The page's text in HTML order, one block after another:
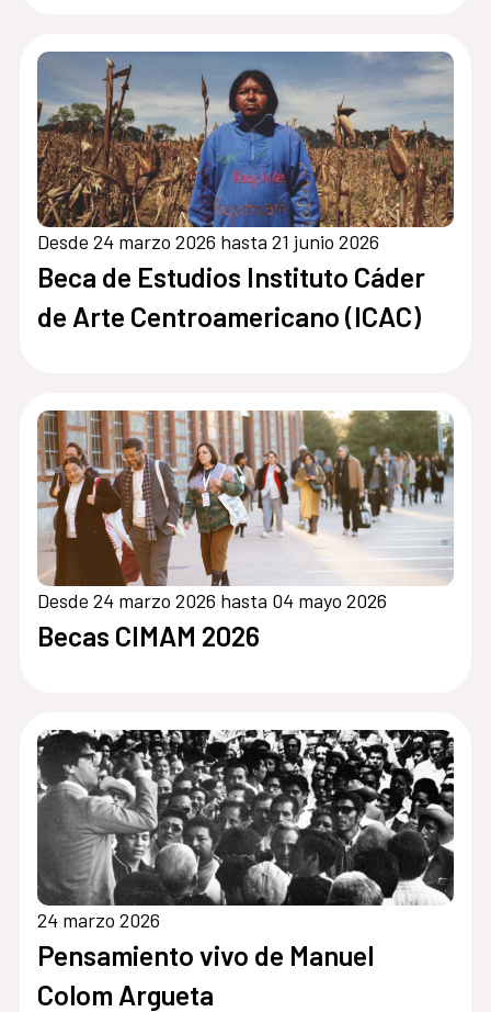
Desde 24 marzo 2026 hasta 21 junio 2026
Beca de Estudios Instituto Cáder
de Arte Centroamericano (ICAC)
Desde 24 marzo 2026 hasta 04 mayo 2026
Becas CIMAM 2026
24 marzo 2026
Pensamiento vivo de Manuel
Colom Argueta